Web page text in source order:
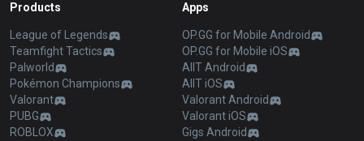
Products
League of Legends
Teamfight Tactics
Palworld
Pokémon Champions
Valorant
PUBG
ROBLOX
Apps
OP.GG for Mobile Android
OP.GG for Mobile iOS
AllT Android
AllT iOS
Valorant Android
Valorant iOS
Gigs Android